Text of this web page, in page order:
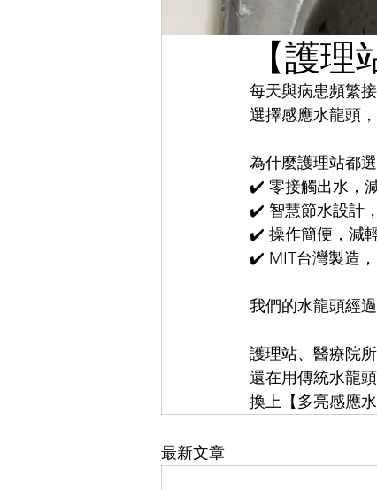
【護
每天與病患頻繁
選擇感應水龍頭
為什麼護理站都
✔️ 零接觸出水，
✔️ 智慧節水設計
✔️ 操作簡便，減
✔️ MIT台灣製造
我們的水龍頭經
護理站、醫療院
還在用傳統水龍
換上【多亮感應
最新文章